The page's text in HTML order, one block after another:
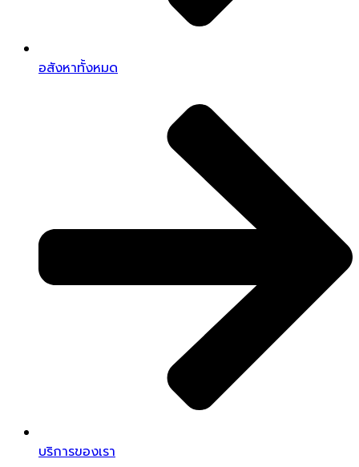
อสังหาทั้งหมด
บริการของเรา